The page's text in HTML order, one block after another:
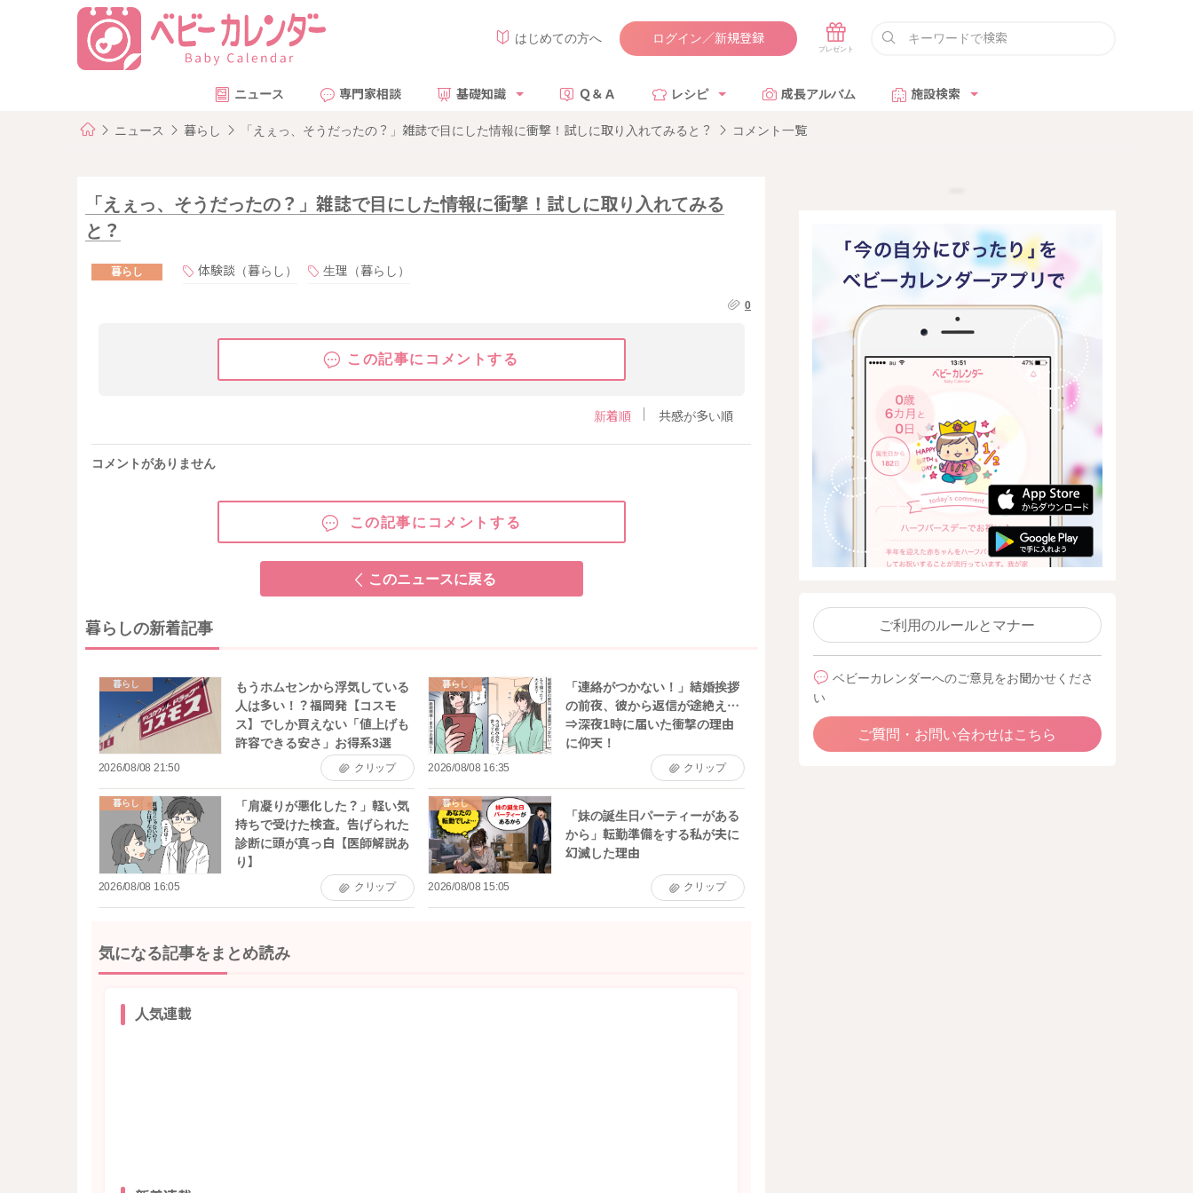
はじめての方へ ログイン／新規登録
ニュース 専門家相談 基礎知識 Ｑ＆Ａ レシピ 成長アルバム 施設検索
ニュース 暮らし 「えぇっ、そうだったの？」雑誌で目にした情報に衝撃！試しに取り入れてみると？ コメント一覧
「えぇっ、そうだったの？」雑誌で目にした情報に衝撃！試しに取り入れてみる
と？
暮らし 体験談（暮らし） 生理（暮らし）
0
この記事にコメントする
新着順 共感が多い順
コメントがありません
この記事にコメントする
このニュースに戻る
暮らしの新着記事
暮らし
もうホムセンから浮気している
人は多い！？福岡発【コスモ
ス】でしか買えない「値上げも
許容できる安さ」お得系3選
2026/08/08 21:50 クリップ
暮らし
「連絡がつかない！」結婚挨拶
の前夜、彼から返信が途絶え…
⇒深夜1時に届いた衝撃の理由
に仰天！
2026/08/08 16:35 クリップ
暮らし
「肩凝りが悪化した？」軽い気
持ちで受けた検査。告げられた
診断に頭が真っ白【医師解説あ
り】
2026/08/08 16:05 クリップ
暮らし
「妹の誕生日パーティーがある
から」転勤準備をする私が夫に
幻滅した理由
2026/08/08 15:05 クリップ
気になる記事をまとめ読み
人気連載
ご利用のルールとマナー
ベビーカレンダーへのご意見をお聞かせくださ
い
ご質問・お問い合わせはこちら